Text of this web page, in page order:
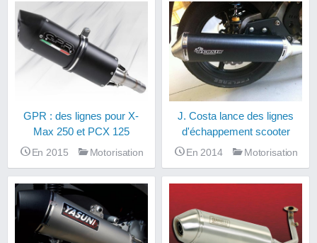
GPR : des lignes pour X-
Max 250 et PCX 125
En 2015 Motorisation
J. Costa lance des lignes
d'échappement scooter
En 2014 Motorisation